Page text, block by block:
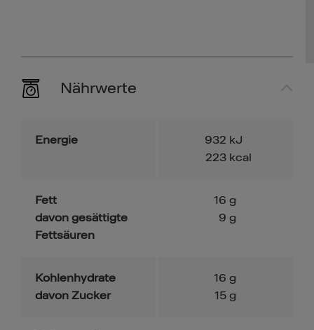
Nährwerte
Energie 932 kJ
223 kcal
Fett
davon gesättigte
Fettsäuren
16 g
9 g
Kohlenhydrate
davon Zucker
16 g
15 g